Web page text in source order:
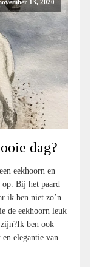
13, 2020
dag?
eekhoorn en
op. Bij het paard
ik ben niet zo’n
de eekhoorn leuk
zijn?Ik ben ook
en elegantie van